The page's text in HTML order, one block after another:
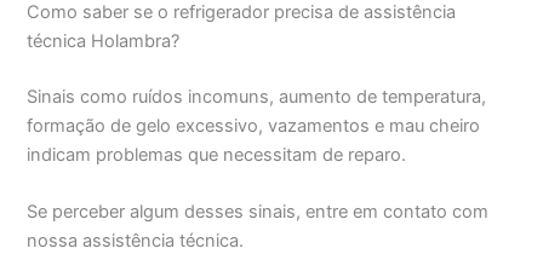
Como saber se o refrigerador precisa de assistência
técnica Holambra?
Sinais como ruídos incomuns, aumento de temperatura,
formação de gelo excessivo, vazamentos e mau cheiro
indicam problemas que necessitam de reparo.
Se perceber algum desses sinais, entre em contato com
nossa assistência técnica.